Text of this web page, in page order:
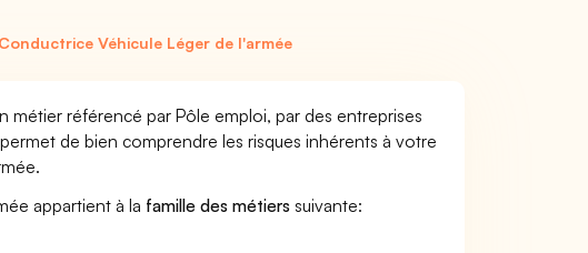
Véhicule Léger de l'armée
métier référencé par Pôle emploi, par des entreprises
de bien comprendre les risques inhérents à votre
appartient à la famille des métiers suivante: